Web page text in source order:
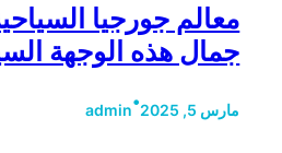
معالم جورجيا
جمال هذه الوجهة
مارس 5, 2025 •
admin